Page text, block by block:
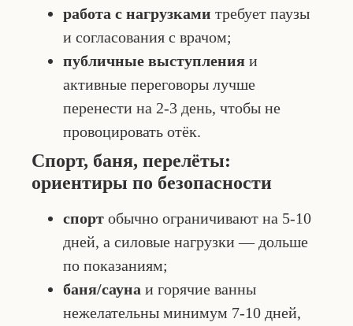
работа с нагрузками требует паузы
и согласования с врачом;
публичные выступления и
активные переговоры лучше
перенести на 2-3 день, чтобы не
провоцировать отёк.
Спорт, баня, перелёты:
ориентиры по безопасности
спорт обычно ограничивают на 5-10
дней, а силовые нагрузки — дольше
по показаниям;
баня/сауна и горячие ванны
нежелательны минимум 7-10 дней,